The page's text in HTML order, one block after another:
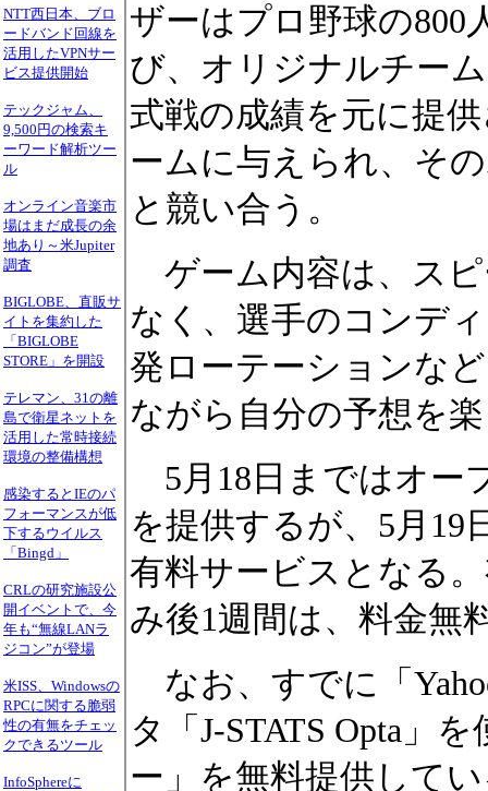
NTT西日本、ブロ
ードバンド回線を
活用したVPNサー
ビス提供開始
テックジャム、
9,500円の検索キ
ーワード解析ツー
ル
オンライン音楽市
場はまだ成長の余
地あり～米Jupiter
調査
BIGLOBE、直販サ
イトを集約した
「BIGLOBE
STORE」を開設
テレマン、31の離
島で衛星ネットを
活用した常時接続
環境の整備構想
感染するとIEのパ
フォーマンスが低
下するウイルス
「Bingd」
CRLの研究施設公
開イベントで、今
年も“無線LANラ
ジコン”が登場
米ISS、Windowsの
RPCに関する脆弱
性の有無をチェッ
クできるツール
InfoSphereに
ザーはプロ野球の800
び、オリジナルチー
式戦の成績を元に提
ームに与えられ、そ
と競い合う。
ゲーム内容は、ス
なく、選手のコンデ
発ローテーションな
ながら自分の予想を
5月18日まではオー
を提供するが、5月19
有料サービスとなる
み後1週間は、料金無
なお、すでに「
タ「J-STATS Opta」
ー」を無料提供して